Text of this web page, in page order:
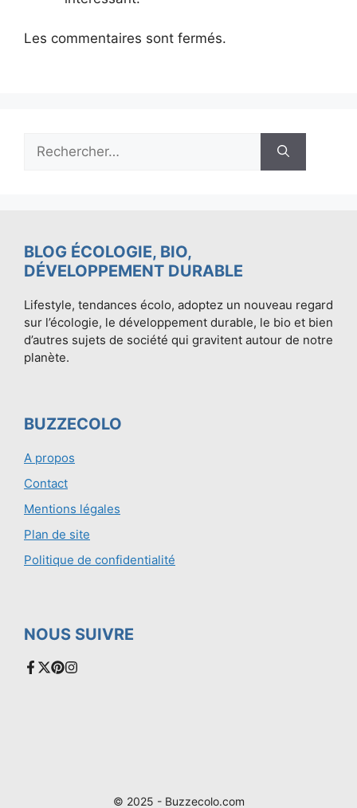
Les commentaires sont fermés.
BLOG ÉCOLOGIE, BIO,
DÉVELOPPEMENT DURABLE
Lifestyle, tendances écolo, adoptez un nouveau regard
sur l’écologie, le développement durable, le bio et bien
d’autres sujets de société qui gravitent autour de notre
planète.
BUZZECOLO
A propos
Contact
Mentions légales
Plan de site
Politique de confidentialité
NOUS SUIVRE
© 2025 - Buzzecolo.com